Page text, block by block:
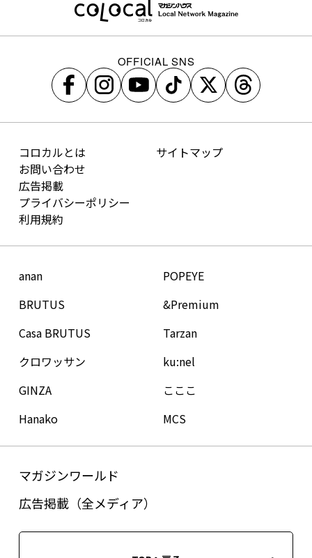
OFFICIAL SNS
コロカルとは
お問い合わせ
広告掲載
プライバシーポリシー
利用規約
サイトマップ
anan
BRUTUS
Casa BRUTUS
クロワッサン
GINZA
Hanako
POPEYE
&Premium
Tarzan
ku:nel
こここ
MCS
マガジンワールド
広告掲載（全メディア）